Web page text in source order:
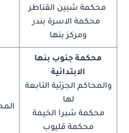
محكمة شبين القناطر
محكمة الاسرة بندر
ومركز بنها
محكمة جنوب بنها
الابتدائية
والمحاكم الجزئية التابعة
لها
محكمة شبرا الخيمة
محكمة قليوب